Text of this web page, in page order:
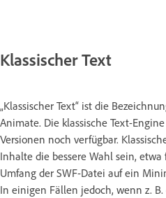
Klassischer Text
„Klassischer Text“ ist die
Animate. Die klassische Text-
Versionen noch verfügbar.
Inhalte die bessere Wahl sein,
Umfang der SWF-Datei auf ein
In einigen Fällen jedoch, wenn z.